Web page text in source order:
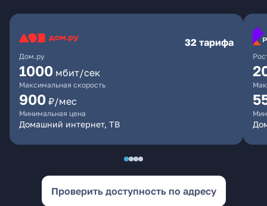
Дом.ру
32 тарифа
1000 мбит/сек
Максимальная скорость
900 ₽/мес
Минимальная цена
Домашний интернет, ТВ
Проверить доступность по адресу